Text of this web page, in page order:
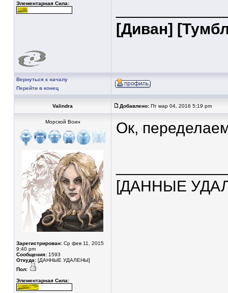
Элементарная Сила:
[Диван]
Вернуться к началу
Перейти в конец
Valindra Добавлено: Пт мар 04, 2016 5:19 pm
Морской Воин
Зарегистрирован: Ср фев 11, 2015
9:40 pm
Сообщения: 1593
Откуда: [ДАННЫЕ УДАЛЕНЫ]
Пол:
Элементарная Сила:
Ок,
[ДАННЫЕ